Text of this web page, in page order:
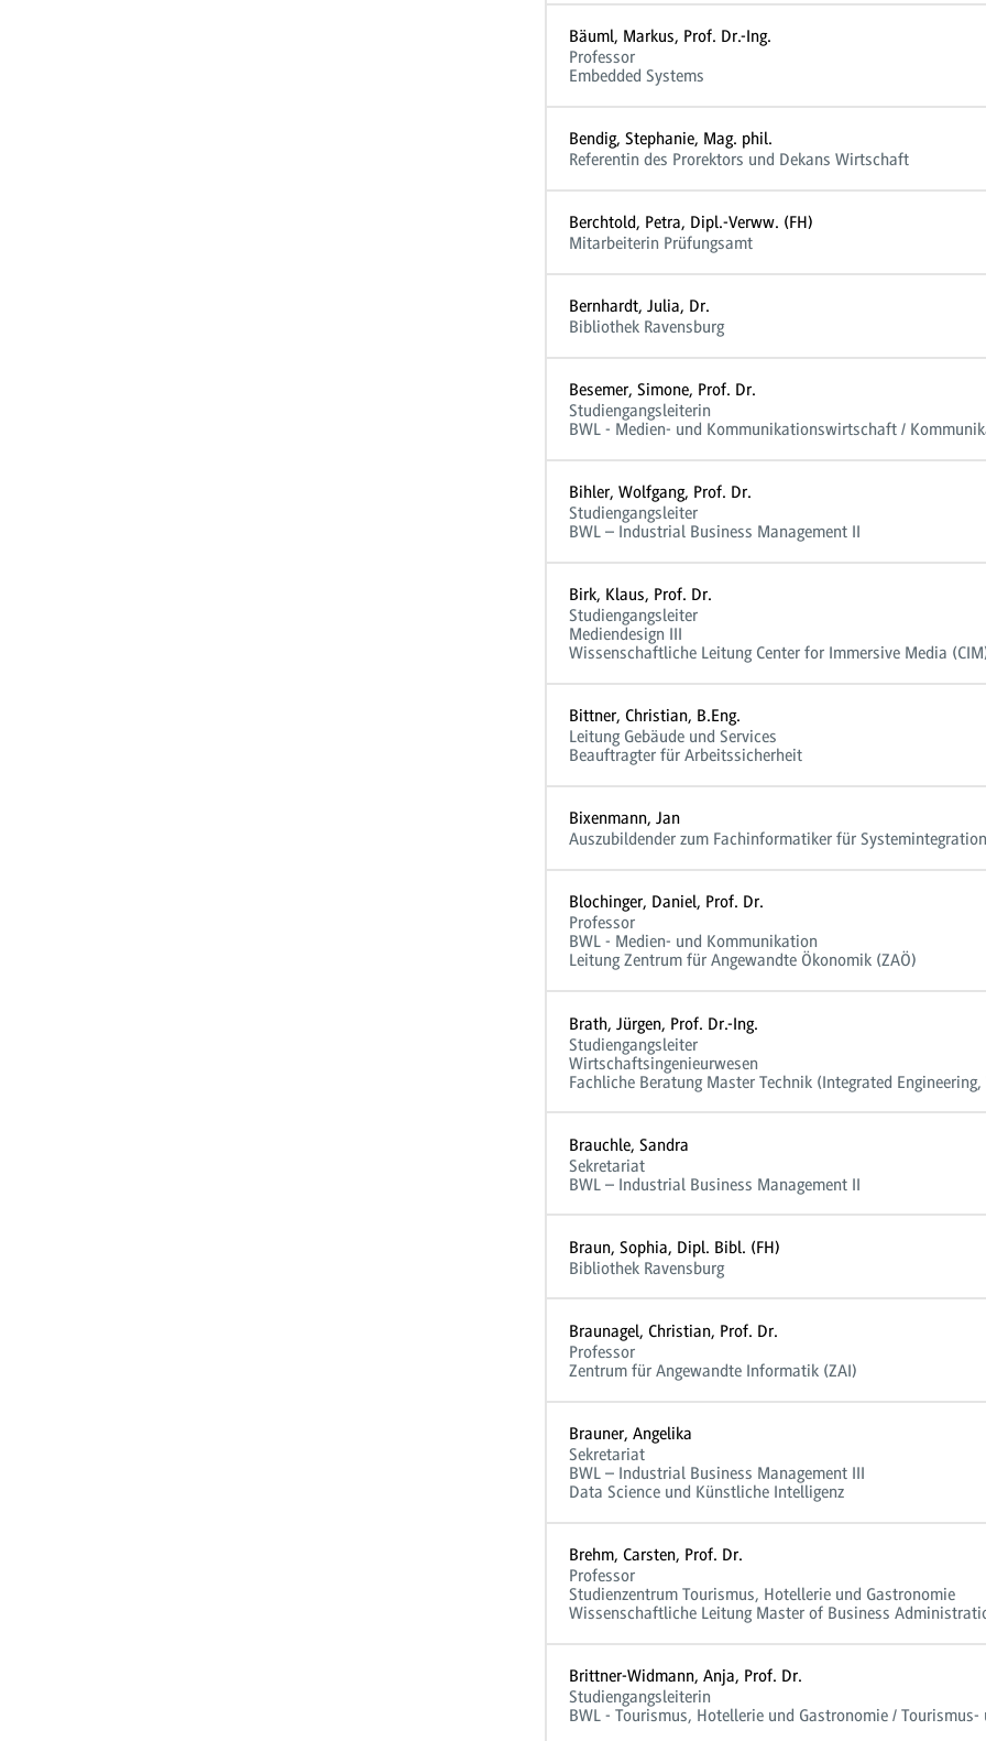
Bäuml, Markus, Prof. Dr.-Ing.
Professor
Embedded Systems
Bendig, Stephanie, Mag. phil.
Referentin des Prorektors und Dekans Wirtschaft
Berchtold, Petra, Dipl.-Verww. (FH)
Mitarbeiterin Prüfungsamt
Bernhardt, Julia, Dr.
Bibliothek Ravensburg
Besemer, Simone, Prof. Dr.
Studiengangsleiterin
BWL - Medien- und Kommunikationswirtschaft /
Bihler, Wolfgang, Prof. Dr.
Studiengangsleiter
BWL – Industrial Business Management II
Birk, Klaus, Prof. Dr.
Studiengangsleiter
Mediendesign III
Wissenschaftliche Leitung Center for Immersive Media
Bittner, Christian, B.Eng.
Leitung Gebäude und Services
Beauftragter für Arbeitssicherheit
Bixenmann, Jan
Auszubildender zum Fachinformatiker für Systemintegration
Blochinger, Daniel, Prof. Dr.
Professor
BWL - Medien- und Kommunikation
Leitung Zentrum für Angewandte Ökonomik (ZAÖ)
Brath, Jürgen, Prof. Dr.-Ing.
Studiengangsleiter
Wirtschaftsingenieurwesen
Fachliche Beratung Master Technik (Integrated
Brauchle, Sandra
Sekretariat
BWL – Industrial Business Management II
Braun, Sophia, Dipl. Bibl. (FH)
Bibliothek Ravensburg
Braunagel, Christian, Prof. Dr.
Professor
Zentrum für Angewandte Informatik (ZAI)
Brauner, Angelika
Sekretariat
BWL – Industrial Business Management III
Data Science und Künstliche Intelligenz
Brehm, Carsten, Prof. Dr.
Professor
Studienzentrum Tourismus, Hotellerie und Gastronomie
Wissenschaftliche Leitung Master of Business
Brittner-Widmann, Anja, Prof. Dr.
Studiengangsleiterin
BWL - Tourismus, Hotellerie und Gastronomie /